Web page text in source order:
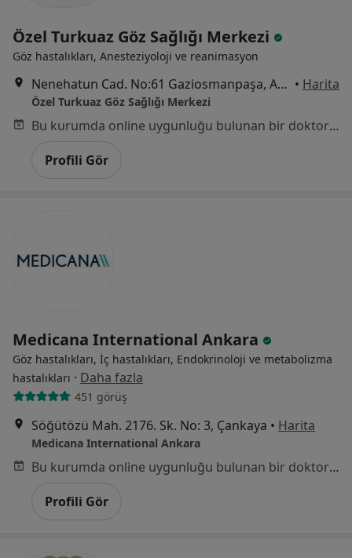
Özel Turkuaz Göz Sağlığı Merkezi
Göz hastalıkları, Anesteziyoloji ve reanimasyon
Nenehatun Cad. No:61 Gaziosmanpaşa, Ankara • Harita
Özel Turkuaz Göz Sağlığı Merkezi
Bu kurumda online uygunluğu bulunan bir doktor veya uzman bulunamadı
Profili Gör
Medicana International Ankara
Göz hastalıkları, İç hastalıkları, Endokrinoloji ve metabolizma
hastalıkları · Daha fazla
451 görüş
Söğütözü Mah. 2176. Sk. No: 3, Çankaya • Harita
Medicana International Ankara
Bu kurumda online uygunluğu bulunan bir doktor veya uzman bulunamadı
Profili Gör